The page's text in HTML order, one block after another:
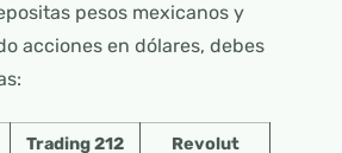
pesos mexicanos y
acciones en dólares, debes
Trading 212 Revolut